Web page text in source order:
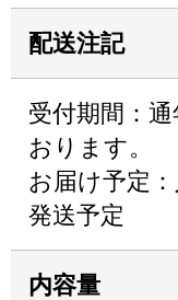
配送注記
受付期間：
おります。
お届け予定
発送予定
内容量